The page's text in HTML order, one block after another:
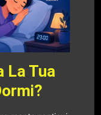
La Tua